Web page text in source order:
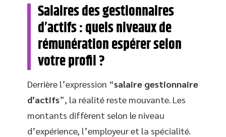
Salaires des gestionnaires
d’actifs : quels niveaux de
rémunération espérer selon
votre profil ?
Derrière l’expression “salaire gestionnaire
d’actifs”, la réalité reste mouvante. Les
montants diffèrent selon le niveau
d’expérience, l’employeur et la spécialité.